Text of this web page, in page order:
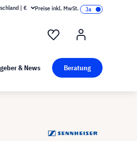
| € Preise inkl. MwSt.
& News Beratung